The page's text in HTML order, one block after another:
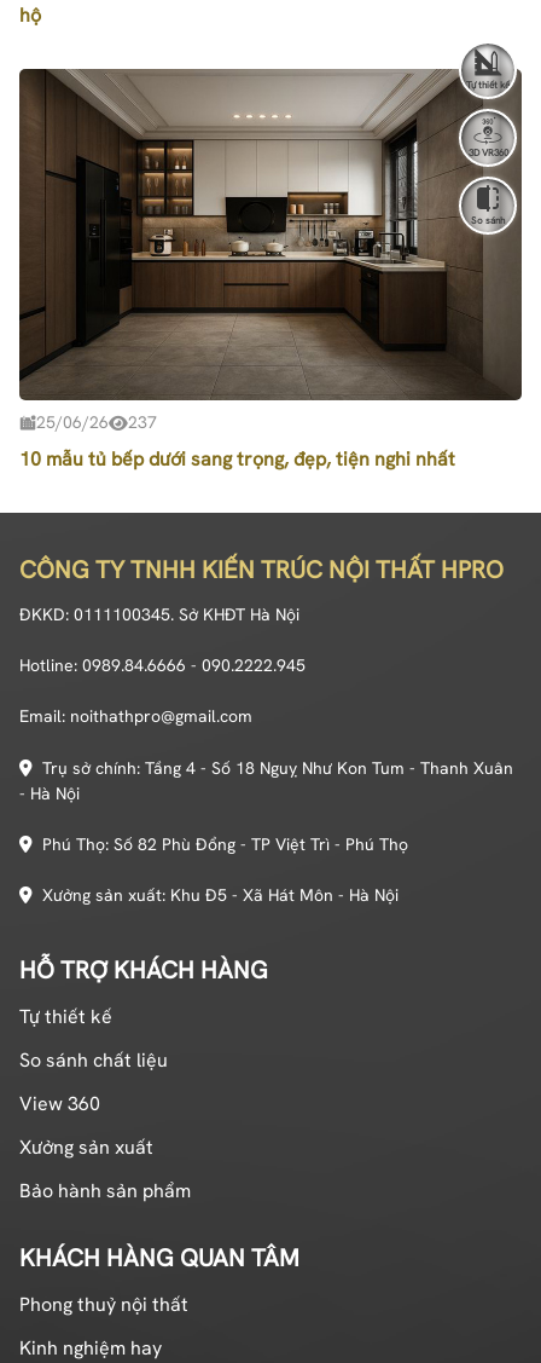
hộ
25/06/26 237
10 mẫu tủ bếp dưới sang trọng, đẹp, tiện nghi nhất
CÔNG TY TNHH KIẾN TRÚC NỘI THẤT HPRO
ĐKKD: 0111100345. Sở KHĐT Hà Nội
Hotline: 0989.84.6666 - 090.2222.945
Email: noithathpro@gmail.com
Trụ sở chính: Tầng 4 - Số 18 Nguỵ Như Kon Tum - Thanh Xuân
- Hà Nội
Phú Thọ: Số 82 Phù Đổng - TP Việt Trì - Phú Thọ
Xưởng sản xuất: Khu Đ5 - Xã Hát Môn - Hà Nội
HỖ TRỢ KHÁCH HÀNG
Tự thiết kế
So sánh chất liệu
View 360
Xưởng sản xuất
Bảo hành sản phẩm
KHÁCH HÀNG QUAN TÂM
Phong thuỷ nội thất
Kinh nghiệm hay
Tự thiết kế
3D VR360
So sánh